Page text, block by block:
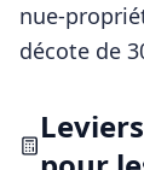
nue-
décote de